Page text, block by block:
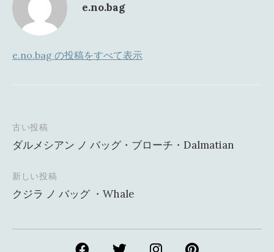
e.no.bag
e.no.bag の投稿をすべて表示
投
稿
ナ
ビ
古い投稿
ダルメシアン ノ バッグ・ブローチ・Dalmatian
新しい投稿
クジラ ノ バッグ ・Whale